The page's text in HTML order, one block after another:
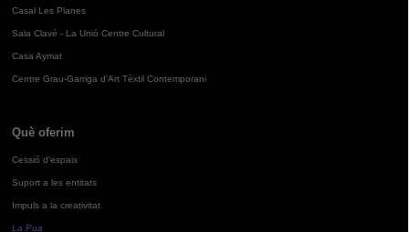
Casal Les Planes
Sala Clavé - La Unió Centre Cultural
Casa Aymat
Centre Grau-Garriga d'Art Tèxtil Contemporani
Què oferim
Cessió d'espais
Suport a les entitats
Impuls a la creativitat
La Pua